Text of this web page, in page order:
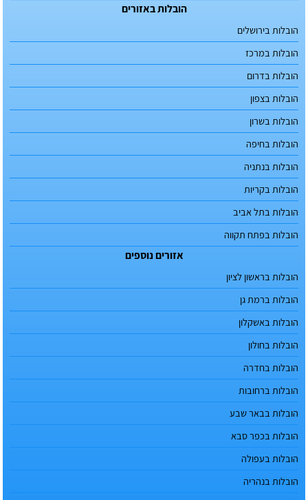
הובלות באזורים
הובלות בירושלים
הובלות במרכז
הובלות בדרום
הובלות בצפון
הובלות בשרון
הובלות בחיפה
הובלות בנתניה
הובלות בקריות
הובלות בתל אביב
הובלות בפתח תקווה
אזורים נוספים
הובלות בראשון לציון
הובלות ברמת גן
הובלות באשקלון
הובלות בחולון
הובלות בחדרה
הובלות ברחובות
הובלות בבאר שבע
הובלות בכפר סבא
הובלות בעפולה
הובלות בנהריה